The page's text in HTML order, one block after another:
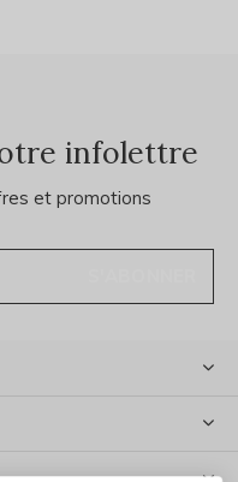
infolettre
et promotions